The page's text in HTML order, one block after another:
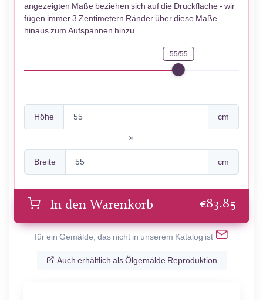
angezeigten Maße beziehen sich auf die Druckfläche - wir
fügen immer 3 Zentimetern Ränder über diese Maße
hinaus zum Aufspannen hinzu.
55/55
Höhe cm
Breite cm
In den Warenkorb €83.85
für ein Gemälde, das nicht in unserem Katalog ist
Auch erhältlich als Ölgemälde Reproduktion